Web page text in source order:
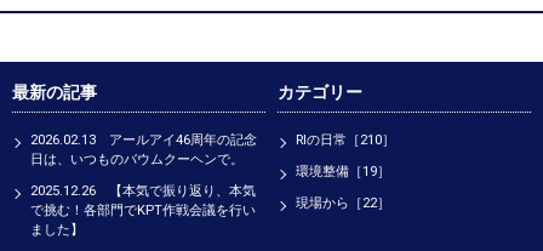
最新の記事
2026.02.13 アールアイ46周年の記念
日は、いつものバウムクーヘンで。
2025.12.26 【本気で振り返り、本気
で挑む！各部門でKPT作戦会議を行い
ました】
カテゴリー
RIの日常［210］
環境整備［19］
現場から［22］